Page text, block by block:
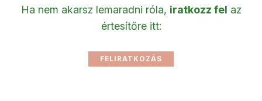
Ha nem akarsz lemaradni róla, iratkozz fel az
értesítőre itt: